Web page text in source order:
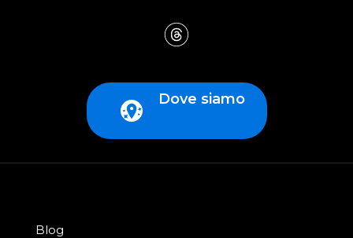
Dove siamo
Blog